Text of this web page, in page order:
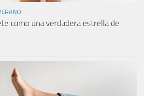
como una verdadera estrella de